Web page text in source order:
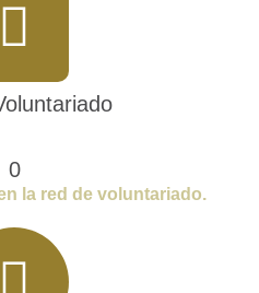
la red de voluntariado.​
0